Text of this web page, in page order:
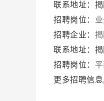
联系地址：
招聘岗位：
招聘企业：
联系地址：
招聘岗位：
更多招聘信